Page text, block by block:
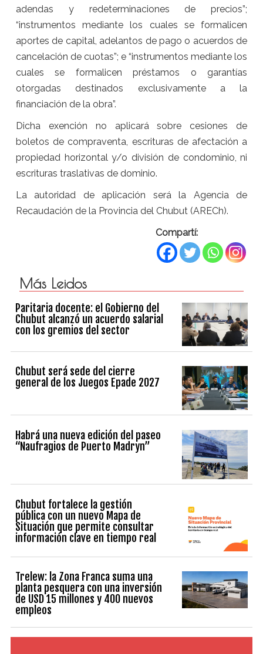
adendas y redeterminaciones de precios”;
“instrumentos mediante los cuales se formalicen
aportes de capital, adelantos de pago o acuerdos de
cancelación de cuotas”; e “instrumentos mediante los
cuales se formalicen préstamos o garantías
otorgadas destinados exclusivamente a la
financiación de la obra”.
Dicha exención no aplicará sobre cesiones de
boletos de compraventa, escrituras de afectación a
propiedad horizontal y/o división de condominio, ni
escrituras traslativas de dominio.
La autoridad de aplicación será la Agencia de
Recaudación de la Provincia del Chubut (ARECh).
Compartí:
Más Leidos
Paritaria docente: el Gobierno del
Chubut alcanzó un acuerdo salarial
con los gremios del sector
Chubut será sede del cierre
general de los Juegos Epade 2027
Habrá una nueva edición del paseo
“Naufragios de Puerto Madryn”
Chubut fortalece la gestión
pública con un nuevo Mapa de
Situación que permite consultar
información clave en tiempo real
Trelew: la Zona Franca suma una
planta pesquera con una inversión
de USD 15 millones y 400 nuevos
empleos